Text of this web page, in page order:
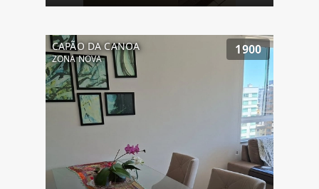
CAPÃO DA CANOA
ZONA NOVA
1900